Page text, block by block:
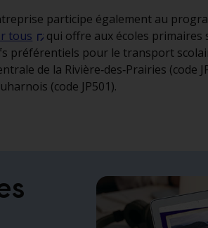
participe également au
tous
qui offre aux écoles primaires
préférentiels pour le transport
de la Rivière‑des‑Prairies (code
(code JP501).